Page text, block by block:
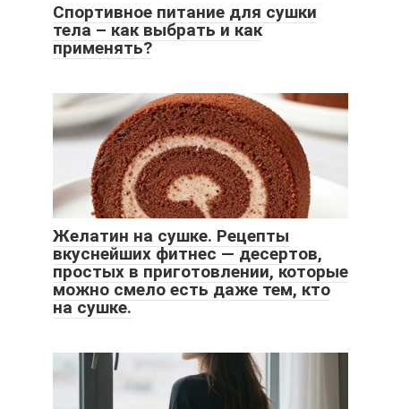
Спортивное питание для сушки
тела – как выбрать и как
применять?
Желатин на сушке. Рецепты
вкуснейших фитнес — десертов,
простых в приготовлении, которые
можно смело есть даже тем, кто
на сушке.